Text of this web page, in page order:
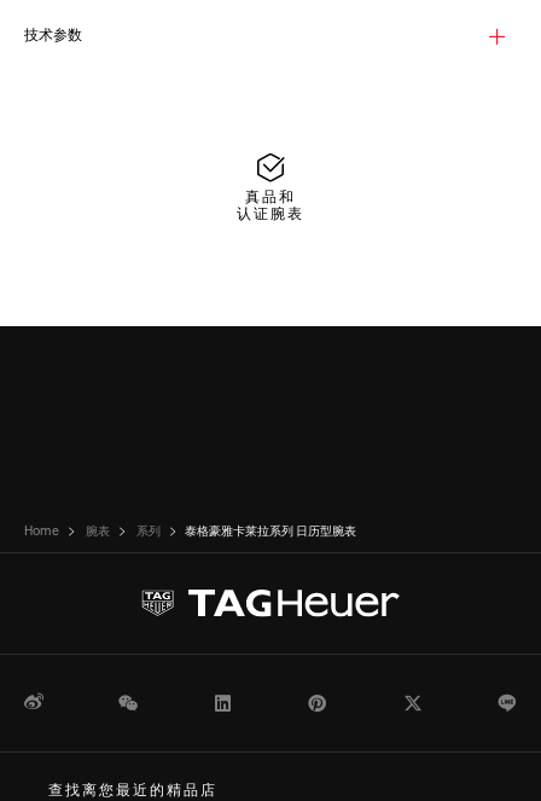
7自动机芯，提供42小时动力储存。精致设计，矢志不渝。
技术参数
真品和
认证腕表
Home 腕表 系列 泰格豪雅卡莱拉系列 日历型腕表
微博 WeChat Pinterest
查找离您最近的精品店